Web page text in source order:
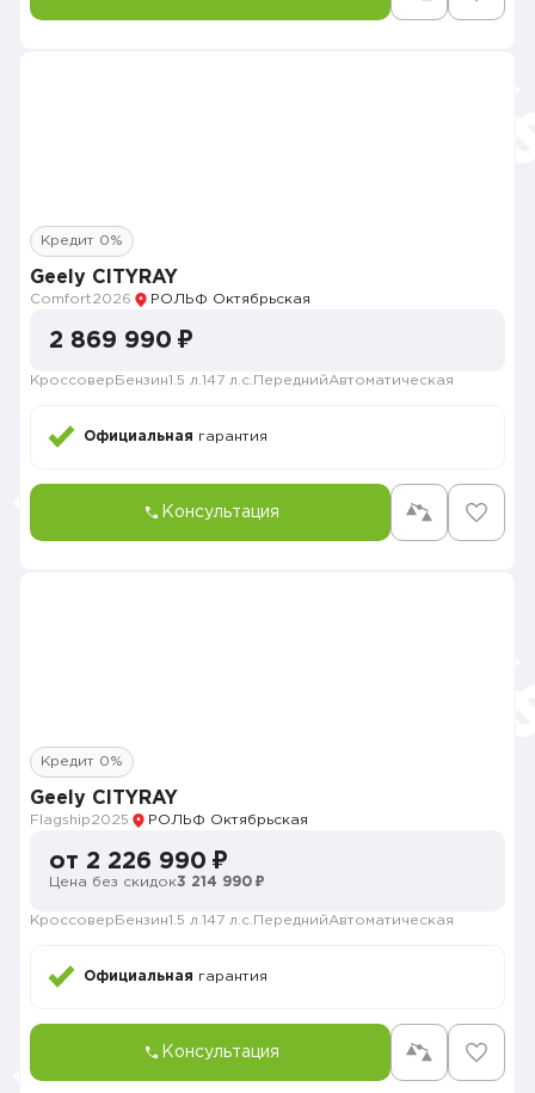
Кредит 0%
Geely CITYRAY
Comfort2026 РОЛЬФ Октябрьская
2 869 990 ₽
Кроссовер Бензин1.5 л. 147 л.с. ПереднийАвтоматическая
Официальная гарантия
Консультация
Кредит 0%
Geely CITYRAY
Flagship2025 РОЛЬФ Октябрьская
от 2 226 990 ₽
Цена без скидок3 214 990 ₽
Кроссовер Бензин1.5 л. 147 л.с. ПереднийАвтоматическая
Официальная гарантия
Консультация